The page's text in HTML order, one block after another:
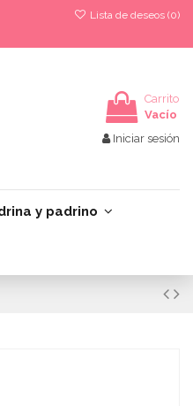
Lista de deseos (0)
Carrito
Vacío
Iniciar sesión
y padrino